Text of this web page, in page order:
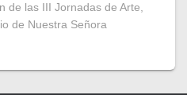
de las III Jornadas de Arte,
de Nuestra Señora